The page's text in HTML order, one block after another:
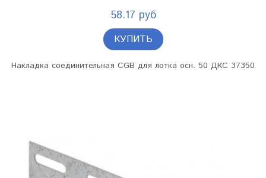
58.17 руб
КУПИТЬ
Накладка соединительная CGB для лотка осн. 50 ДКС 37350